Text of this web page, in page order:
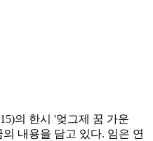
의 한시 '엊그제 꿈 가운
내용을 담고 있다. 임은 연